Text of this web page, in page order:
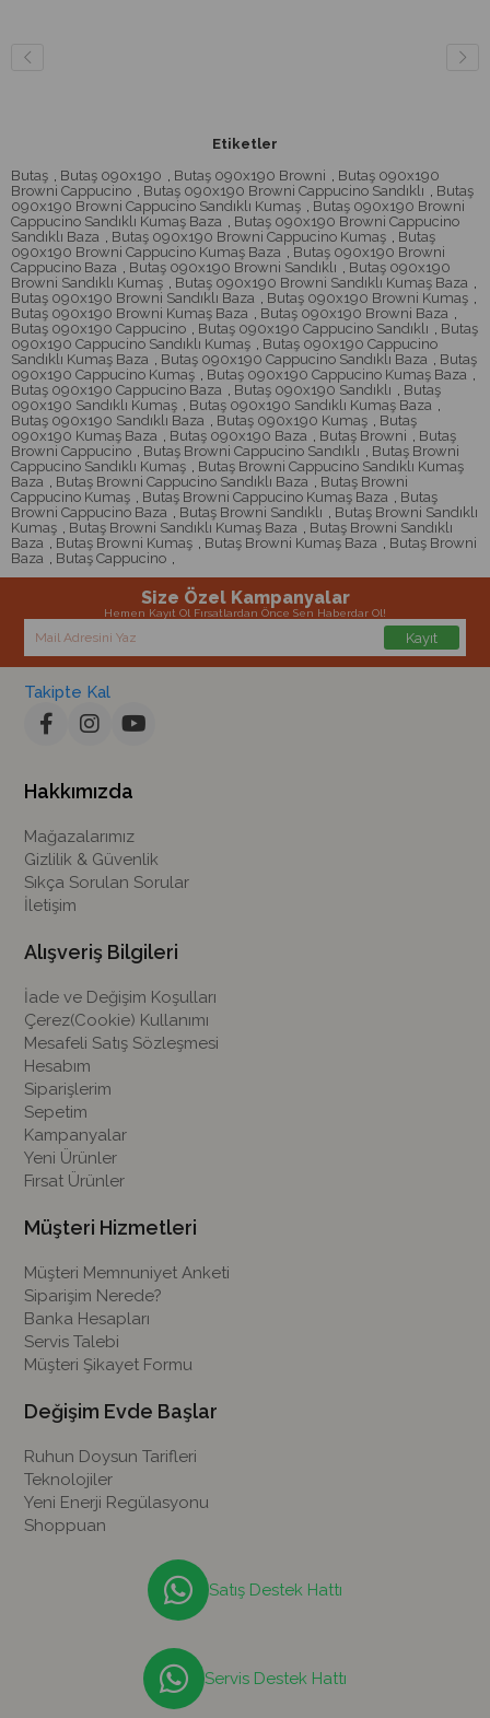
Etiketler
Butaş , Butaş 090x190 , Butaş 090x190 Browni , Butaş 090x190
Browni Cappucino , Butaş 090x190 Browni Cappucino Sandıklı , Butaş
090x190 Browni Cappucino Sandıklı Kumaş , Butaş 090x190 Browni
Cappucino Sandıklı Kumaş Baza , Butaş 090x190 Browni Cappucino
Sandıklı Baza , Butaş 090x190 Browni Cappucino Kumaş , Butaş
090x190 Browni Cappucino Kumaş Baza , Butaş 090x190 Browni
Cappucino Baza , Butaş 090x190 Browni Sandıklı , Butaş 090x190
Browni Sandıklı Kumaş , Butaş 090x190 Browni Sandıklı Kumaş Baza ,
Butaş 090x190 Browni Sandıklı Baza , Butaş 090x190 Browni Kumaş ,
Butaş 090x190 Browni Kumaş Baza , Butaş 090x190 Browni Baza ,
Butaş 090x190 Cappucino , Butaş 090x190 Cappucino Sandıklı , Butaş
090x190 Cappucino Sandıklı Kumaş , Butaş 090x190 Cappucino
Sandıklı Kumaş Baza , Butaş 090x190 Cappucino Sandıklı Baza , Butaş
090x190 Cappucino Kumaş , Butaş 090x190 Cappucino Kumaş Baza ,
Butaş 090x190 Cappucino Baza , Butaş 090x190 Sandıklı , Butaş
090x190 Sandıklı Kumaş , Butaş 090x190 Sandıklı Kumaş Baza ,
Butaş 090x190 Sandıklı Baza , Butaş 090x190 Kumaş , Butaş
090x190 Kumaş Baza , Butaş 090x190 Baza , Butaş Browni , Butaş
Browni Cappucino , Butaş Browni Cappucino Sandıklı , Butaş Browni
Cappucino Sandıklı Kumaş , Butaş Browni Cappucino Sandıklı Kumaş
Baza , Butaş Browni Cappucino Sandıklı Baza , Butaş Browni
Cappucino Kumaş , Butaş Browni Cappucino Kumaş Baza , Butaş
Browni Cappucino Baza , Butaş Browni Sandıklı , Butaş Browni Sandıklı
Kumaş , Butaş Browni Sandıklı Kumaş Baza , Butaş Browni Sandıklı
Baza , Butaş Browni Kumaş , Butaş Browni Kumaş Baza , Butaş Browni
Baza , Butaş Cappucino ,
Size Özel Kampanyalar
Hemen Kayıt Ol Fırsatlardan Önce Sen Haberdar Ol!
Kayıt
Takipte Kal
Hakkımızda
Mağazalarımız
Gizlilik & Güvenlik
Sıkça Sorulan Sorular
İletişim
Alışveriş Bilgileri
İade ve Değişim Koşulları
Çerez(Cookie) Kullanımı
Mesafeli Satış Sözleşmesi
Hesabım
Siparişlerim
Sepetim
Kampanyalar
Yeni Ürünler
Fırsat Ürünler
Müşteri Hizmetleri
Müşteri Memnuniyet Anketi
Siparişim Nerede?
Banka Hesapları
Servis Talebi
Müşteri Şikayet Formu
Değişim Evde Başlar
Ruhun Doysun Tarifleri
Teknolojiler
Yeni Enerji Regülasyonu
Shoppuan
Satış Destek Hattı
Servis Destek Hattı